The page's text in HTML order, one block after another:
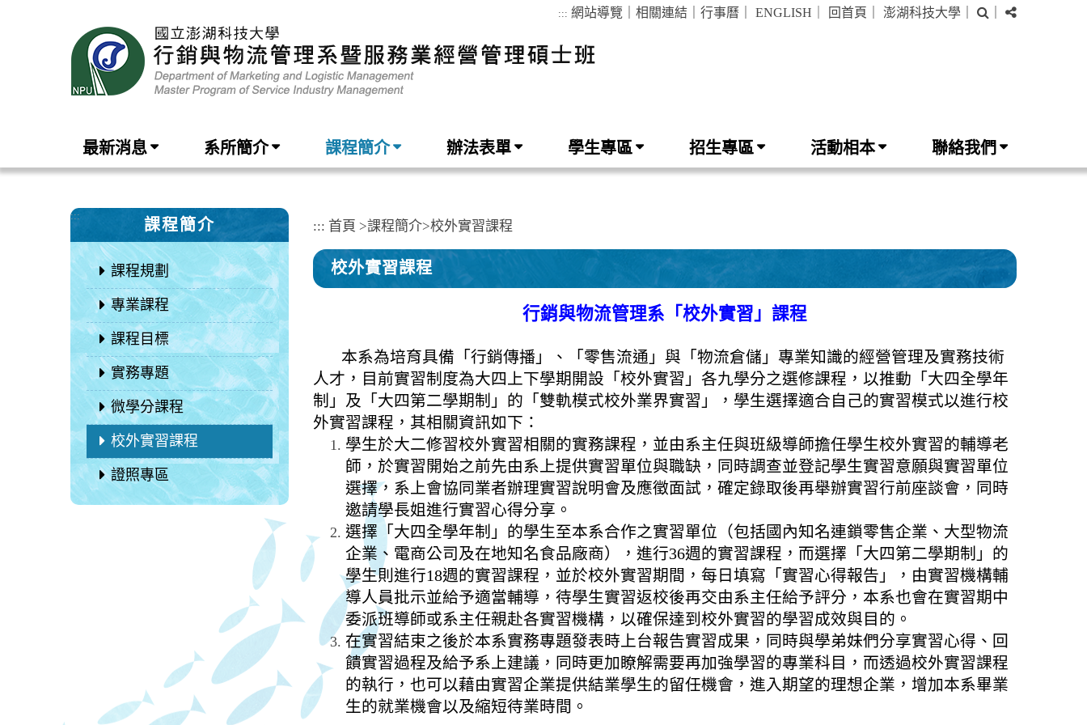
::: 網站導覽 相關連結 行事曆 ENGLISH 回首頁 澎湖科技大學
分
最新消息 系所簡介 課程簡介 辦法表單 學生專區 招生專區 活動相本 聯絡我們
:::
課程簡介
課程規劃
專業課程
課程目標
實務專題
微學分課程
校外實習課程
證照專區
::: 首頁 >課程簡介>校外實習課程
校外實習課程
行銷與物流管理系「校外實習」課程
本系為培育具備「行銷傳播」、「零售流通」與「物流倉儲」專業知識的經營管理及實務技術
人才，目前實習制度為大四上下學期開設「校外實習」各九學分之選修課程 ， 以推動「大四全學年
制」及「大四第二學期制」的「雙軌模式校外業界實習」，學生選擇適合自己的實習模式以進行校
外實習課程，其相關資訊如下：
學生於大二修習校外實習相關的實務課程，並由系主任與班級導師擔任學生校外實習的輔導老
師，於實習開始之前先由系上提供實習單位與職缺，同時調查並登記學生實習意願與實習單位
選擇，系上會協同業者辦理實習說明會及應徵面試，確定錄取後再舉辦實習行前座談會，同時
邀請學長姐進行實習心得分享。
選擇「大四全學年制」的學生至本系合作之實習單位（包括國內知名連鎖零售企業、大型物流
企業、電商公司及在地知名食品廠商），進行36週的實習課程，而選擇「大四第二學期制」的
學生則進行18週的實習課程，並於校外實習期間，每日填寫「實習心得報告」，由實習機構輔
導人員批示並給予適當輔導，待學生實習返校後再交由系主任給予評分，本系也會在實習期中
委派班導師或系主任親赴各實習機構，以確保達到校外實習的學習成效與目的。
在實習結束之後於本系實務專題發表時上台報告實習成果，同時與學弟妹們分享實習心得、回
饋實習過程及給予系上建議，同時更加瞭解需要再加強學習的專業科目，而透過校外實習課程
的執行，也可以藉由實習企業提供結業學生的留任機會，進入期望的理想企業，增加本系畢業
生的就業機會以及縮短待業時間。